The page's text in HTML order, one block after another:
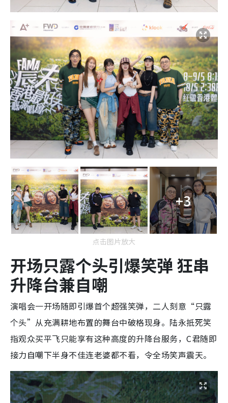
+3
点击图片放大
开场只露个头引爆笑弹 狂串
升降台兼自嘲
演唱会一开场随即引爆首个超强笑弹，二人刻意“只露
个头”从充满耕地布置的舞台中破格现身。陆永抵死笑
指观众买平飞只能享有这种高度的升降台服务，C君随即
接力自嘲下半身不佳连老婆都不看，令全场笑声震天。